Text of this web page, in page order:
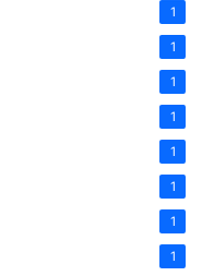
1
1
1
1
1
1
1
1